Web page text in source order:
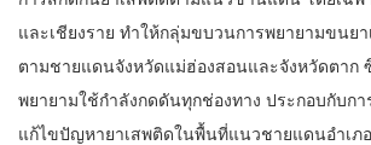
และเชียงราย ทำให้กลุ่มขบวนการพยายามขนย
ตามชายแดนจังหวัดแม่ฮ่องสอนและจังหวัดตาก
พยายามใช้กำลังกดดันทุกช่องทาง ประกอบกับก
แก้ไขปัญหายาเสพติดในพื้นที่แนวชายแดนอำเภ